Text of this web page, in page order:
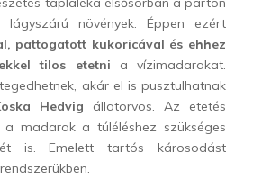
növények. Éppen ezért
pattogatott kukoricával és ehhez
tilos etetni a vízimadarakat.
akár el is pusztulhatnak
Hedvig állatorvos. Az etetés
madarak a túléléshez szükséges
is. Emelett tartós károsodást